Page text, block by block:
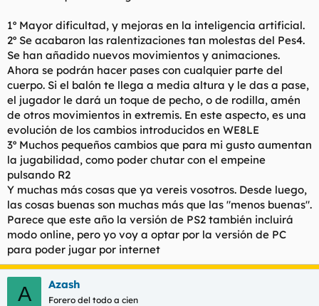
1º Mayor dificultad, y mejoras en la inteligencia artificial.
2º Se acabaron las ralentizaciones tan molestas del Pes4.
Se han añadido nuevos movimientos y animaciones.
Ahora se podrán hacer pases con cualquier parte del
cuerpo. Si el balón te llega a media altura y le das a pase,
el jugador le dará un toque de pecho, o de rodilla, amén
de otros movimientos in extremis. En este aspecto, es una
evolución de los cambios introducidos en WE8LE
3º Muchos pequeños cambios que para mi gusto aumentan
la jugabilidad, como poder chutar con el empeine
pulsando R2
Y muchas más cosas que ya vereis vosotros. Desde luego,
las cosas buenas son muchas más que las "menos buenas".
Parece que este año la versión de PS2 también incluirá
modo online, pero yo voy a optar por la versión de PC
para poder jugar por internet
A Azash
Forero del todo a cien